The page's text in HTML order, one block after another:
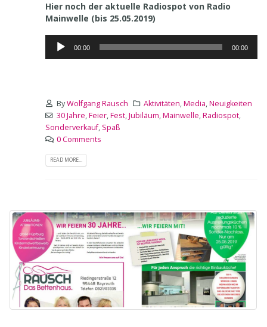
Hier noch der aktuelle Radiospot von Radio
Mainwelle (bis 25.05.2019)
Audio-
Player
00:00 00:00
ByWolfgang Rausch Aktivitäten,Media,Neuigkeiten
30 Jahre,Feier,Fest,Jubiläum,Mainwelle,Radiospot,
Sonderverkauf, Spaß
0 Comments
READ MORE...